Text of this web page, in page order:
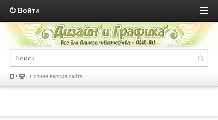
Войти
Полная версия сайта